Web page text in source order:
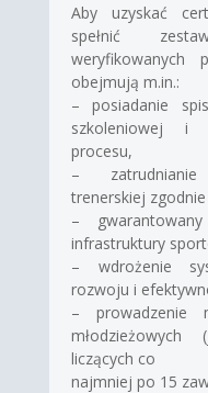
Aby uzyskać
spełnić
weryfikowanych
obejmują m.in.:
– posiadanie
szkoleniowej i
procesu,
– zatrudnianie
trenerskiej
–
infrastruktury
– wdrożenie
rozwoju i
– prowadzenie
liczących co
najmniej po 15